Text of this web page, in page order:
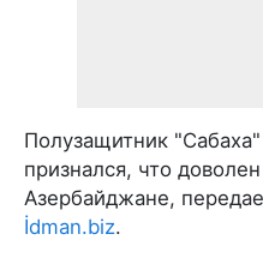
Полузащитник
признался, что
Азербайджане,
İdman.biz.